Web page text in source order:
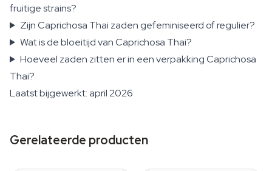
fruitige strains?
Zijn Caprichosa Thai zaden gefeminiseerd of regulier?
Wat is de bloeitijd van Caprichosa Thai?
Hoeveel zaden zitten er in een verpakking Caprichosa
Thai?
Laatst bijgewerkt: april 2026
Gerelateerde producten